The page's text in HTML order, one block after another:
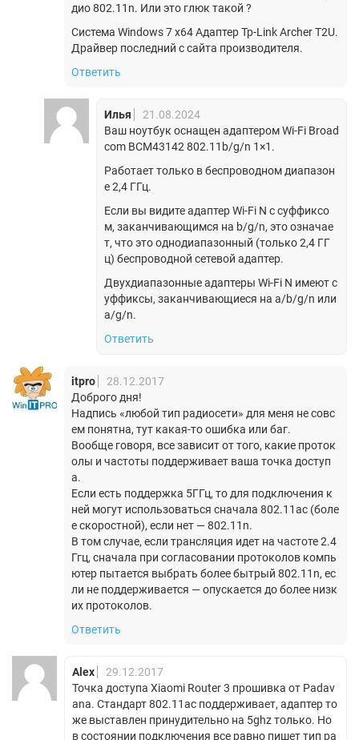
дио 802.11n. Или это глюк такой ?
Система Windows 7 x64 Адаптер Tp-Link Archer T2U.
Драйвер последний с сайта производителя.
Ответить
Илья
21.08.2024
Ваш ноутбук оснащен адаптером Wi-Fi Broad
com BCM43142 802.11b/g/n 1×1.
Работает только в беспроводном диапазон
е 2,4 ГГц.
Если вы видите адаптер Wi-Fi N с суффиксо
м, заканчивающимся на b/g/n, это означае
т, что это однодиапазонный (только 2,4 ГГ
ц) беспроводной сетевой адаптер.
Двухдиапазонные адаптеры Wi-Fi N имеют с
уффиксы, заканчивающиеся на a/b/g/n или
a/g/n.
Ответить
itpro
28.12.2017
Доброго дня!
Надпись «любой тип радиосети» для меня не совс
ем понятна, тут какая-то ошибка или баг.
Вообще говоря, все зависит от того, какие проток
олы и частоты поддерживает ваша точка доступ
а.
Если есть поддержка 5ГГц, то для подключения к
ней могут использоваться сначала 802.11ac (боле
е скоростной), если нет — 802.11n.
В том случае, если трансляция идет на частоте 2.4
Ггц, сначала при согласовании протоколов компь
ютер пытается выбрать более бытрый 802.11n, ес
ли не поддерживается — опускается до более низк
их протоколов.
Ответить
Alex
29.12.2017
Точка доступа Xiaomi Router 3 прошивка от Padav
ana. Стандарт 802.11ac поддерживает, адаптер то
же выставлен принудительно на 5ghz только. Но
в состоянии подключения все равно пишет тип ра